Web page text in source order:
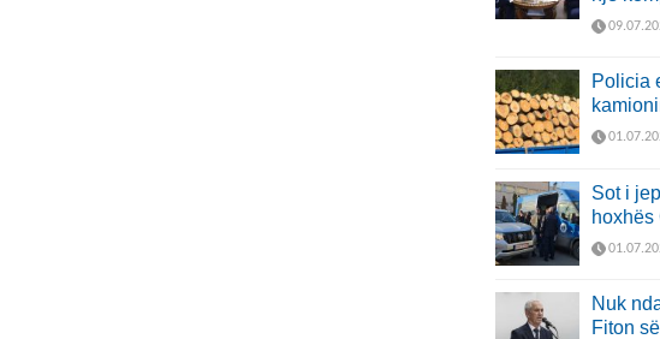
Policia
Sot i
hoxhës
Nuk
Fiton